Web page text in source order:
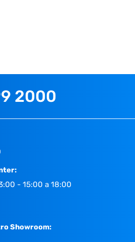
2000
- 15:00 a 18:00
Showroom: